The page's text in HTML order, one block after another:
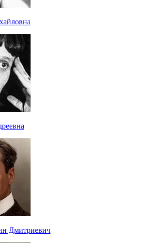
Дмитриевич